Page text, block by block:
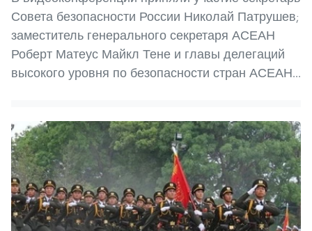
Совета безопасности России Николай Патрушев;
заместитель генерального секретаря АСЕАН
Роберт Матеус Майкл Тене и главы делегаций
высокого уровня по безопасности стран АСЕАН...